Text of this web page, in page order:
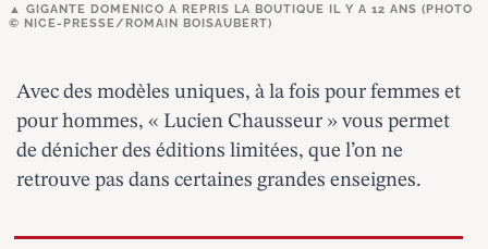
GIGANTE DOMENICO A REPRIS LA BOUTIQUE IL Y A 12 ANS (PHOTO
© NICE-PRESSE/ROMAIN BOISAUBERT)
Avec des modèles uniques, à la fois pour femmes et
pour hommes, « Lucien Chausseur » vous permet
de dénicher des éditions limitées, que l’on ne
retrouve pas dans certaines grandes enseignes.